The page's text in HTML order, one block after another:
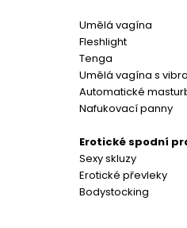
Umělá vagína
Fleshlight
Tenga
Umělá vagína s
Automatické
Nafukovací panny
Erotické spodní
Sexy skluzy
Erotické převleky
Bodystocking